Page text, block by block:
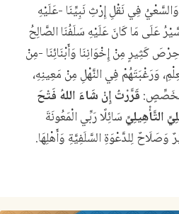
فِي نَقْلِ إِرْثِ نَبِيِّنَا -عَلَيْهِ
عَلَى مَا كَانَ عَلَيْهِ سَلَفُنَا الصَّالِحُ
كَثِيرٍ مِنْ إِخْوَانِنَا وَأَبْنَائِنَا -مِنْ
وَرَغْبَتَهُمْ فِي النَّهْلِ مِنْ مَعِينِهِ،
قَرَّرْتُ إِنْ شَاءَ اللهُ فَتْحَ
التَّأْهِيلِيِّسَائِلًا رَبِّي الْمَعُونَةَ
وَصَلَاحٌ لِلدَّعْوَةِ السَّلَفِيَّةِ وَأَهْلِهَا.